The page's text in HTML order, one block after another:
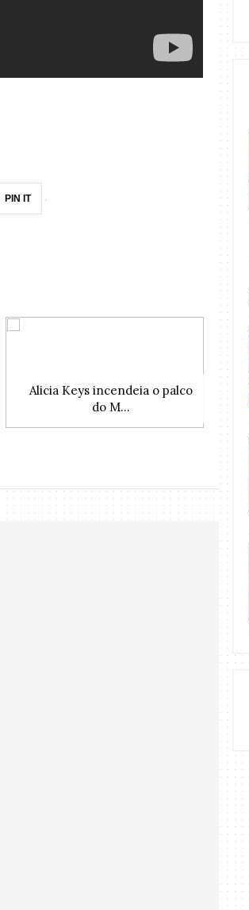
PIN IT
Alicia Keys incendeia o palco
do M...